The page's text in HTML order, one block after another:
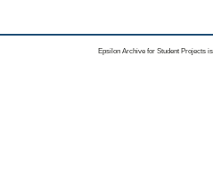
Epsilon Archive for Student Projects is